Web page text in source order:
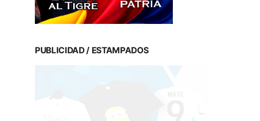
PUBLICIDAD / ESTAMPADOS